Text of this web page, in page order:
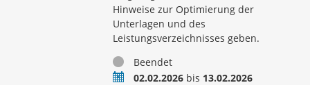
Hinweise zur Optimierung der
Unterlagen und des
Leistungsverzeichnisses geben.
StatusBeendet
Zeitraum02.02.2026bis 13.02.2026